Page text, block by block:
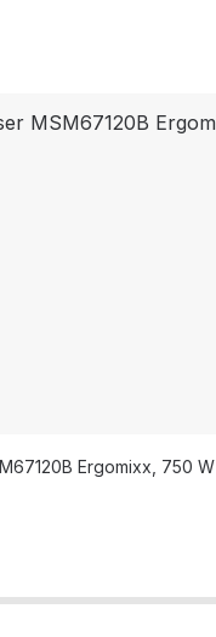
Ergomixx, 750 W